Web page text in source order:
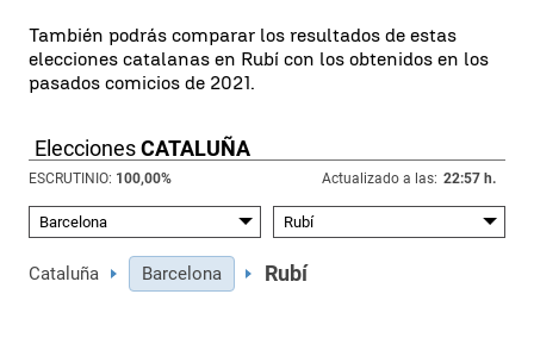
También podrás comparar los resultados de estas
elecciones catalanas en Rubí con los obtenidos en los
pasados comicios de 2021.
EleccionesCATALUÑA
ESCRUTINIO: 100,00% Actualizado a las: 22:57 h.
Cataluña Barcelona Rubí